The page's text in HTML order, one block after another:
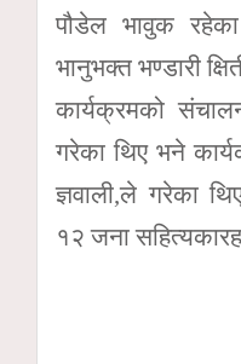
पौडेल भावुक
भानुभक्त भण्डारी
कार्यक्रमको
गरेका थिए भने
ज्ञवाली,ले गरेका
१२ जना